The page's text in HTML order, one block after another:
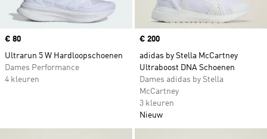
Price
€ 80
Ultrarun 5 W Hardloopschoenen
Dames Performance
4 kleuren
Price
€ 200
adidas by Stella McCartney
Ultraboost DNA Schoenen
Dames adidas by Stella
McCartney
3 kleuren
Nieuw